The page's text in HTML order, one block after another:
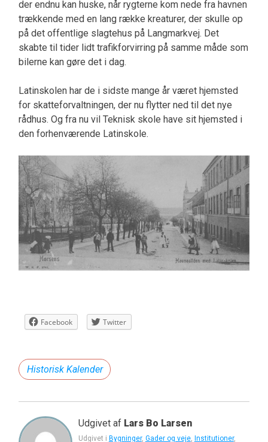
der endnu kan huske, når rygterne kom nede fra havnen
trækkende med en lang række kreaturer, der skulle op
på det offentlige slagtehus på Langmarkvej. Det
skabte til tider lidt trafikforvirring på samme måde som
bilerne kan gøre det i dag.
Latinskolen har de i sidste mange år været hjemsted
for skatteforvaltningen, der nu flytter ned til det nye
rådhus. Og fra nu vil Teknisk skole have sit hjemsted i
den forhenværende Latinskole.
Facebook Twitter
Historisk Kalender
Udgivet af Lars Bo Larsen
Udgivet i Bygninger, Gader og veje, Institutioner,